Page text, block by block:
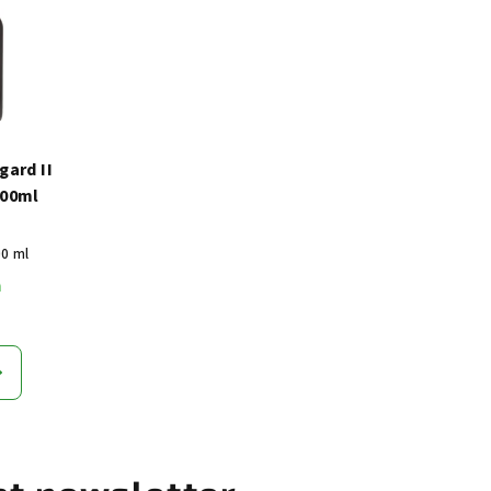
II
ml